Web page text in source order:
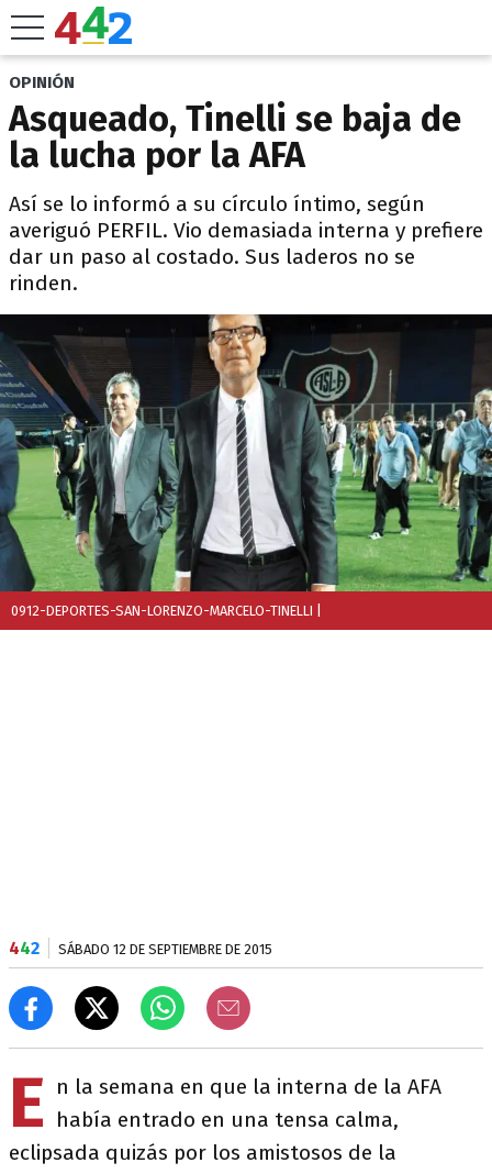
OPINIÓN
Asqueado, Tinelli se baja de
la lucha por la AFA
Así se lo informó a su círculo íntimo, según
averiguó PERFIL. Vio demasiada interna y prefiere
dar un paso al costado. Sus laderos no se
rinden.
0912-DEPORTES-SAN-LORENZO-MARCELO-TINELLI
442 SÁBADO 12 DE SEPTIEMBRE DE 2015
E
n la semana en que la interna de la AFA
había entrado en una tensa calma,
eclipsada quizás por los amistosos de la